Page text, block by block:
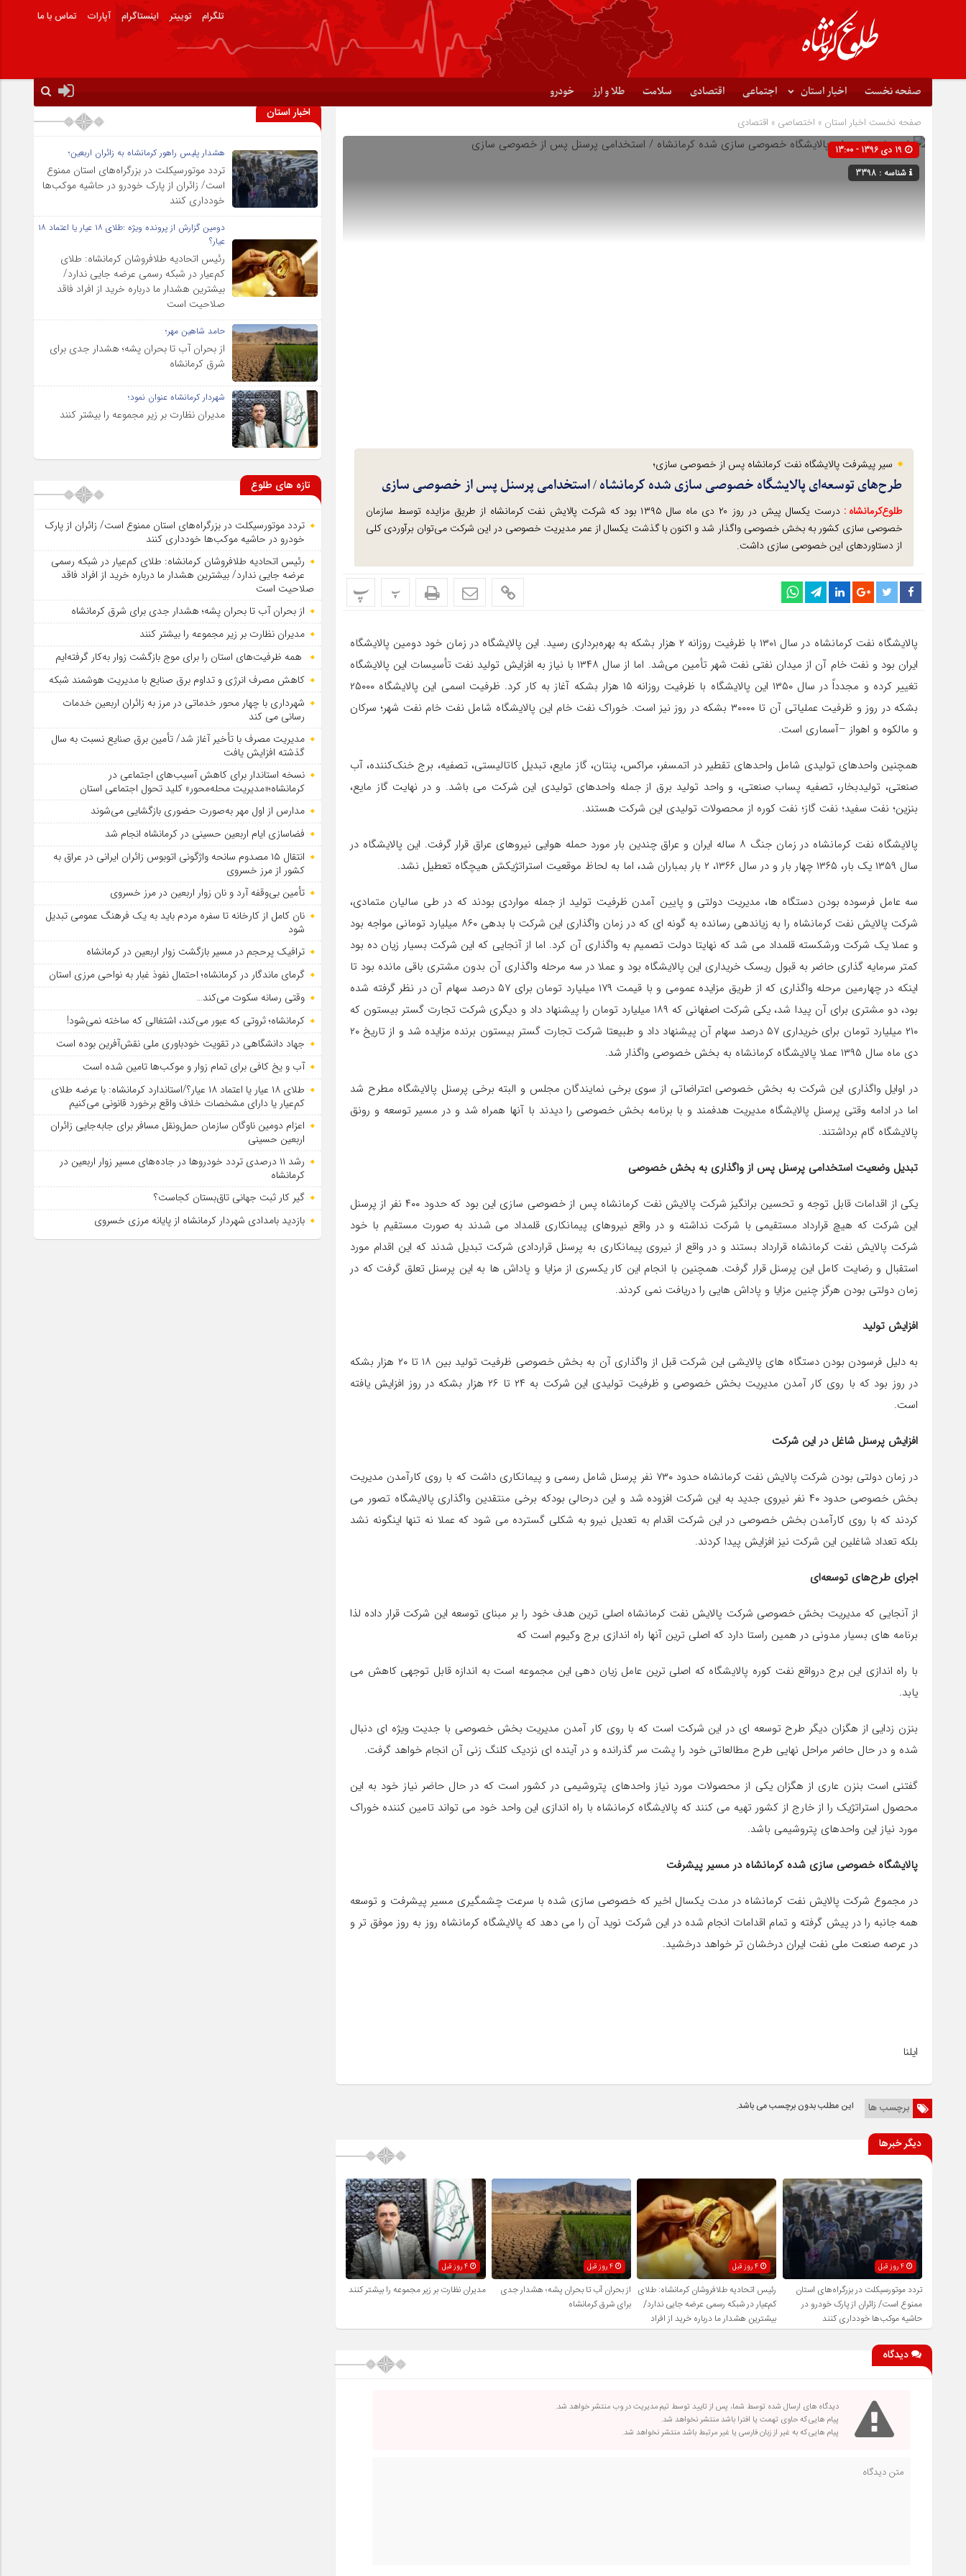
تلگرام توییتر اینستاگرام آپارات تماس با ما
صفحه نخست اخبار استان اجتماعی اقتصادی سلامت طلا و ارز خودرو
صفحه نخست اخبار استان » اختصاصی » اقتصادی
شناسه : 3398
سیر پیشرفت پالایشگاه نفت کرمانشاه پس از خصوصی سازی؛
طرح‌های توسعه‌ای پالایشگاه خصوصی سازی شده کرمانشاه / استخدامی پرسنل پس از خصوصی سازی
طلوع‌‌کرمانشاه :
درست یکسال پیش در روز ۲۰ دی ماه سال ۱۳۹۵ بود که شرکت پالایش نفت کرمانشاه از طریق مزایده توسط سازمان
خصوصی سازی کشور به بخش خصوصی واگذار شد و اکنون با گذشت یکسال از عمر مدیریت خصوصی در این شرکت می‌توان برآوردی کلی
از دستاوردهای این خصوصی سازی داشت.
پ پ
پالایشگاه نفت کرمانشاه در سال ۱۳۰۱ با ظرفیت روزانه ۲ هزار بشکه به بهره‌برداری رسید. این پالایشگاه در زمان خود دومین پالایشگاه
ایران بود و نفت خام آن از میدان نفتی نفت شهر تأمین می‌شد. اما از سال ۱۳۴۸ با نیاز به افزایش تولید نفت تأسیسات این پالایشگاه
تغییر کرده و مجدداً در سال ۱۳۵۰ این پالایشگاه با ظرفیت روزانه ۱۵ هزار بشکه آغاز به کار کرد. ظرفیت اسمی این پالایشگاه ۲۵۰۰۰
بشکه در روز و ظرفیت عملیاتی آن تا ۳۰۰۰۰ بشکه در روز نیز است. خوراک نفت خام این پالایشگاه شامل نفت خام نفت شهر؛ سرکان
و مالکوه و اهواز –آسماری است.
همچنین واحدهای تولیدی شامل واحدهای تقطیر در اتمسفر، مراکس، پنتان، گاز مایع، تبدیل کاتالیستی، تصفیه، برج خنک‌کننده، آب
صنعتی، تولیدبخار، تصفیه پساب صنعتی، و واحد تولید برق از جمله واحدهای تولیدی این شرکت می باشد. و در نهایت گاز مایع،
بنزین؛ نفت سفید؛ نفت گاز؛ نفت کوره از محصولات تولیدی این شرکت هستند.
پالایشگاه نفت کرمانشاه در زمان جنگ ۸ ساله ایران و عراق چندین بار مورد حمله هوایی نیروهای عراق قرار گرفت. این پالایشگاه در
سال ۱۳۵۹ یک بار، ۱۳۶۵ چهار بار و در سال ۱۳۶۶، ۲ بار بمباران شد، اما به لحاظ موقعیت استراتژیکش هیچگاه تعطیل نشد.
سه عامل فرسوده بودن دستگاه ها، مدیریت دولتی و پایین آمدن ظرفیت تولید از جمله مواردی بودند که در طی سالیان متمادی،
شرکت پالایش نفت کرمانشاه را به زیاندهی رسانده به گونه ای که در زمان واگذاری این شرکت با بدهی ۸۶۰ میلیارد تومانی مواجه بود
و عملا یک شرکت ورشکسته قلمداد می شد که نهایتا دولت تصمیم به واگذاری آن کرد. اما از آنجایی که این شرکت بسیار زیان ده بود
کمتر سرمایه گذاری حاضر به قبول ریسک خریداری این پالایشگاه بود و عملا در سه مرحله واگذاری آن بدون مشتری باقی مانده بود تا
اینکه در چهارمین مرحله واگذاری که از طریق مزایده عمومی و با قیمت ۱۷۹ میلیارد تومان برای ۵۷ درصد سهام آن در نظر گرفته شده
بود، دو مشتری برای آن پیدا شد، یکی شرکت اصفهانی که ۱۸۹ میلیارد تومان را پیشنهاد داد و دیگری شرکت تجارت گستر بیستون که
۲۱۰ میلیارد تومان برای خریداری ۵۷ درصد سهام آن پیشنهاد داد و طبیعتا شرکت تجارت گستر بیستون برنده مزایده شد و از تاریخ ۲۰
دی ماه سال ۱۳۹۵ عملا پالایشگاه کرمانشاه به بخش خصوصی واگذار شد.
در اوایل واگذاری این شرکت به بخش خصوصی اعتراضاتی از سوی برخی نمایندگان مجلس و البته برخی پرسنل پالایشگاه مطرح شد
اما در ادامه وقتی پرسنل پالایشگاه مدیریت هدفمند و با برنامه بخش خصوصی را دیدند با آنها همراه شد و در مسیر توسعه و رونق
پالایشگاه گام برداشتند.
تبدیل وضعیت استخدامی پرسنل پس از واگذاری به بخش خصوصی
یکی از اقدامات قابل توجه و تحسین برانگیز شرکت پالایش نفت کرمانشاه پس از خصوصی سازی این بود که حدود ۴۰۰ نفر از پرسنل
این شرکت که هیچ قرارداد مستقیمی با شرکت نداشته و در واقع نیروهای پیمانکاری قلمداد می شدند به صورت مستقیم با خود
شرکت پالایش نفت کرمانشاه قرارداد بستند و در واقع از نیروی پیمانکاری به پرسنل قراردادی شرکت تبدیل شدند که این اقدام مورد
استقبال و رضایت کامل این پرسنل قرار گرفت. همچنین با انجام این کار یکسری از مزایا و پاداش ها به این پرسنل تعلق گرفت که در
زمان دولتی بودن هرگز چنین مزایا و پاداش هایی را دریافت نمی کردند.
افزایش تولید
به دلیل فرسودن بودن دستگاه های پالایشی این شرکت قبل از واگذاری آن به بخش خصوصی ظرفیت تولید بین ۱۸ تا ۲۰ هزار بشکه
در روز بود که با روی کار آمدن مدیریت بخش خصوصی و ظرفیت تولیدی این شرکت به ۲۴ تا ۲۶ هزار بشکه در روز افزایش یافته
است.
افزایش پرسنل شاغل در این شرکت
در زمان دولتی بودن شرکت پالایش نفت کرمانشاه حدود ۷۳۰ نفر پرسنل شامل رسمی و پیمانکاری داشت که با روی کارآمدن مدیریت
بخش خصوصی حدود ۴۰ نفر نیروی جدید به این شرکت افزوده شد و این درحالی بودکه برخی منتقدین واگذاری پالایشگاه تصور می
کردند که با روی کارآمدن بخش خصوصی در این شرکت اقدام به تعدیل نیرو به شکلی گسترده می شود که عملا نه تنها اینگونه نشد
بلکه تعداد شاغلین این شرکت نیز افزایش پیدا کردند.
اجرای طرح‌های توسعه‌ای
از آنجایی که مدیریت بخش خصوصی شرکت پالایش نفت کرمانشاه اصلی ترین هدف خود را بر مبنای توسعه این شرکت قرار داده لذا
برنامه های بسیار مدونی در همین راستا دارد که اصلی ترین آنها راه اندازی برج وکیوم است که
با راه اندازی این برج درواقع نفت کوره پالایشگاه که اصلی ترین عامل زیان دهی این مجموعه است به اندازه قابل توجهی کاهش می
یابد.
بنزن زدایی از هگزان دیگر طرح توسعه ای در این شرکت است که با روی کار آمدن مدیریت بخش خصوصی با جدیت ویژه ای دنبال
شده و در حال حاضر مراحل نهایی طرح مطالعاتی خود را پشت سر گذرانده و در آینده ای نزدیک کلنگ زنی آن انجام خواهد گرفت.
گفتنی است بنزن عاری از هگزان یکی از محصولات مورد نیاز واحدهای پتروشیمی در کشور است که در حال حاضر نیاز خود به این
محصول استراتژیک را از خارج از کشور تهیه می کنند که پالایشگاه کرمانشاه با راه اندازی این واحد خود می تواند تامین کننده خوراک
مورد نیاز این واحدهای پتروشیمی باشد.
پالایشگاه خصوصی سازی شده کرمانشاه در مسیر پیشرفت
در مجموع شرکت پالایش نفت کرمانشاه در مدت یکسال اخیر که خصوصی سازی شده با سرعت چشمگیری مسیر پیشرفت و توسعه
همه جانبه را در پیش گرفته و تمام اقدامات انجام شده در این شرکت نوید آن را می دهد که پالایشگاه کرمانشاه روز به روز موفق تر و
در عرصه صنعت ملی نفت ایران درخشان تر خواهد درخشید.
ایلنا
برچسب ها این مطلب بدون برچسب می باشد.
دیگر خبرها
4 روز قبل
تردد موتورسیکلت در بزرگراه‌های استان
ممنوع است/ زائران از پارک خودرو در
حاشیه موکب‌ها خودداری کنند
4 روز قبل
رئیس اتحادیه طلافروشان کرمانشاه: طلای
کم‌عیار در شبکه رسمی عرضه جایی ندارد/
بیشترین هشدار ما درباره خرید از افراد
فاقد صلاحیت است
4 روز قبل
از بحران آب تا بحران پشه؛ هشدار جدی
برای شرق کرمانشاه
4 روز قبل
مدیران نظارت بر زیر مجموعه را بیشتر کنند
دیدگاه
دیدگاه های ارسال شده توسط شما، پس از تایید توسط تیم مدیریت در وب منتشر خواهد شد.
پیام هایی که حاوی تهمت یا افترا باشد منتشر نخواهد شد.
پیام هایی که به غیر از زبان فارسی یا غیر مرتبط باشد منتشر نخواهد شد.
اخبار استان
هشدار پلیس راهور کرمانشاه به زائران اربعین؛
تردد موتورسیکلت در بزرگراه‌های استان ممنوع
است/ زائران از پارک خودرو در حاشیه موکب‌ها
خودداری کنند
دومین گزارش از پرونده ویژه :طلای ۱۸ عیار یا اعتماد ۱۸
عیار؟
رئیس اتحادیه طلافروشان کرمانشاه: طلای
کم‌عیار در شبکه رسمی عرضه جایی ندارد/
بیشترین هشدار ما درباره خرید از افراد فاقد
صلاحیت است
حامد شاهین مهر؛
از بحران آب تا بحران پشه؛ هشدار جدی برای
شرق کرمانشاه
شهردار کرمانشاه عنوان نمود؛
مدیران نظارت بر زیر مجموعه را بیشتر کنند
تازه های طلوع
تردد موتورسیکلت در بزرگراه‌های استان ممنوع است/ زائران از پارک
خودرو در حاشیه موکب‌ها خودداری کنند
رئیس اتحادیه طلافروشان کرمانشاه: طلای کم‌عیار در شبکه رسمی
عرضه جایی ندارد/ بیشترین هشدار ما درباره خرید از افراد فاقد
صلاحیت است
از بحران آب تا بحران پشه؛ هشدار جدی برای شرق کرمانشاه
مدیران نظارت بر زیر مجموعه را بیشتر کنند
همه ظرفیت‌های استان را برای موج بازگشت زوار به‌کار گرفته‌ایم
کاهش مصرف انرژی و تداوم برق صنایع با مدیریت هوشمند شبکه
شهرداری با چهار محور خدماتی در مرز به زائران اربعین خدمات
رسانی می کند
مدیریت مصرف با تأخیر آغاز شد/ تأمین برق صنایع نسبت به سال
گذشته افزایش یافت
نسخه استاندار برای کاهش آسیب‌های اجتماعی در
کرمانشاه؛«مدیریت محله‌محور» کلید تحول اجتماعی استان
مدارس از اول مهر به‌صورت حضوری بازگشایی می‌شوند
فضاسازی ایام اربعین حسینی در کرمانشاه انجام شد
انتقال ۱۵ مصدوم سانحه واژگونی اتوبوس زائران ایرانی در عراق به
کشور از مرز خسروی
تأمین بی‌وقفه آرد و نان زوار اربعین در مرز خسروی
نان کامل از کارخانه تا سفره مردم باید به یک فرهنگ عمومی تبدیل
شود
ترافیک پرحجم در مسیر بازگشت زوار اربعین در کرمانشاه
گرمای ماندگار در کرمانشاه؛ احتمال نفوذ غبار به نواحی مرزی استان
وقتی رسانه سکوت می‌کند…
کرمانشاه؛ ثروتی که عبور می‌کند، اشتغالی که ساخته نمی‌شود!
جهاد دانشگاهی در تقویت خودباوری ملی نقش‌آفرین بوده است
آب و یخ کافی برای تمام زوار و موکب‌ها تامین شده است
طلای ۱۸ عیار یا اعتماد ۱۸ عیار؟/استاندارد کرمانشاه: با عرضه طلای
کم‌عیار یا دارای مشخصات خلاف واقع برخورد قانونی می‌کنیم
اعزام دومین ناوگان سازمان حمل‌ونقل مسافر برای جابه‌جایی زائران
اربعین حسینی
رشد ۱۱ درصدی تردد خودروها در جاده‌های مسیر زوار اربعین در
کرمانشاه
گیر کار ثبت جهانی تاق‌بستان کجاست؟
بازدید بامدادی شهردار کرمانشاه از پایانه مرزی خسروی